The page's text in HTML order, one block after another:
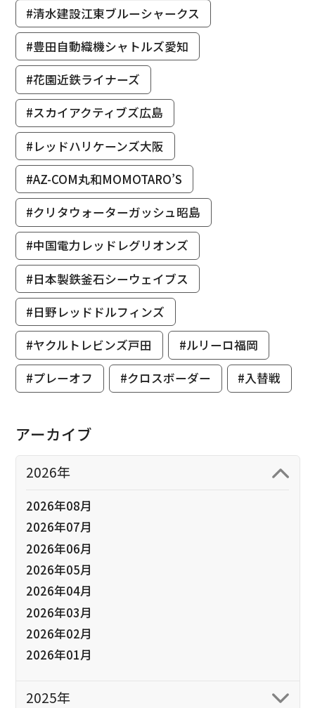
#清水建設江東ブルーシャークス
#豊田自動織機シャトルズ愛知
#花園近鉄ライナーズ
#スカイアクティブズ広島
#レッドハリケーンズ大阪
#AZ-COM丸和MOMOTARO’S
#クリタウォーターガッシュ昭島
#中国電力レッドレグリオンズ
#日本製鉄釜石シーウェイブス
#日野レッドドルフィンズ
#ヤクルトレビンズ戸田
#ルリーロ福岡
#プレーオフ
#クロスボーダー #入替戦
アーカイブ
2026年
2026年08月
2026年07月
2026年06月
2026年05月
2026年04月
2026年03月
2026年02月
2026年01月
2025年